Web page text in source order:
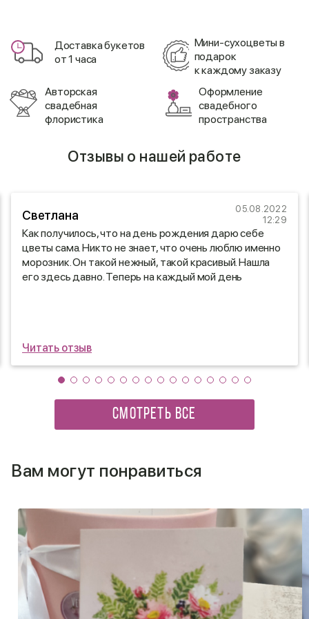
Доставка букетов
от 1 часа
Мини-сухоцветы в
подарок
к каждому заказу
Авторская
свадебная
флористика
Оформление
свадебного
пространства
Отзывы о нашей работе
Светлана
05.08.2022
12:29
Как получилось, что на день рождения дарю себе
цветы сама. Никто не знает, что очень люблю именно
морозник. Он такой нежный, такой красивый. Нашла
его здесь давно. Теперь на каждый мой день
Читать отзыв
СМОТРЕТЬ ВСЕ
Вам могут понравиться